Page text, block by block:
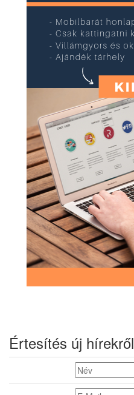
Értesítés új hírekről